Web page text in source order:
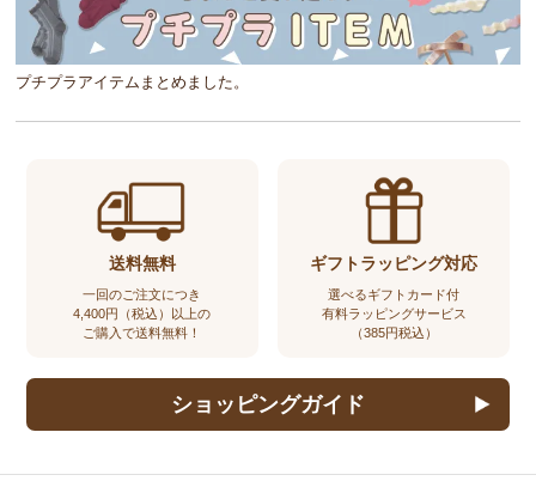
プチプラアイテムまとめました。
送料無料
一回のご注文につき
4,400円（税込）以上の
ご購入で送料無料！
ギフトラッピング対応
選べるギフトカード付
有料ラッピングサービス
（385円税込）
ショッピングガイド